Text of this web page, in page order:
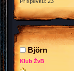
Björn
Klub ŽvB